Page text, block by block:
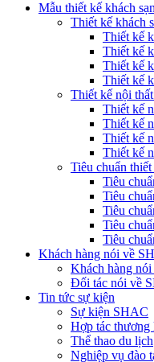
Mẫu thiết kế khách
Thiết kế khách
Thiết kế
Thiết kế
Thiết kế
Thiết kế
Thiết kế nội
Thiết kế
Thiết kế
Thiết kế
Thiết kế
Tiêu chuẩn
Tiêu
Tiêu
Tiêu
Tiêu
Tiêu
Khách hàng nói về
Khách hàng
Đối tác nói về
Tin tức sự kiện
Sự kiện SHAC
Hợp tác thương
Thể thao du lịch
Nghiệp vụ đào